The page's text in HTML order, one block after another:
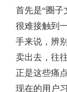
首先是“圈子
很难接触到
手来说，辨
卖出去，往
正是这些痛
现在的用户